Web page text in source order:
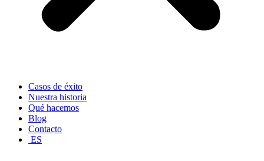
Casos de éxito
Nuestra historia
Qué hacemos
Blog
Contacto
ES